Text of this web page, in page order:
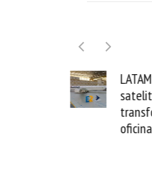
lanza internet
con SES